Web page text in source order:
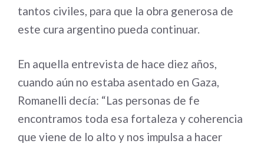
tantos civiles, para que la obra generosa de
este cura argentino pueda continuar.
En aquella entrevista de hace diez años,
cuando aún no estaba asentado en Gaza,
Romanelli decía: “Las personas de fe
encontramos toda esa fortaleza y coherencia
que viene de lo alto y nos impulsa a hacer